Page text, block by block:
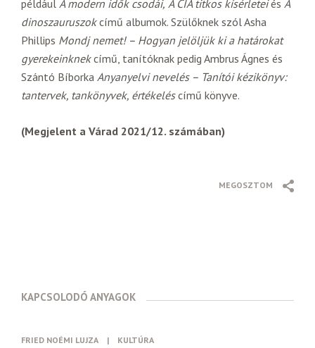
például A modern idők csodái, A CIA titkos kísérleteiés A
dinoszauruszokcímű albumok. Szülőknek szól Asha
Phillips Mondj nemet! – Hogyan jelöljük ki a határokat
gyerekeinknekcímű, tanítóknak pedig Ambrus Ágnes és
Szántó Bíborka Anyanyelvi nevelés – Tanítói kézikönyv:
tantervek, tankönyvek, értékeléscímű könyve.
(Megjelent a Várad 2021/12. számában)
MEGOSZTOM
KAPCSOLODÓ ANYAGOK
FRIED NOÉMI LUJZA | KULTÚRA